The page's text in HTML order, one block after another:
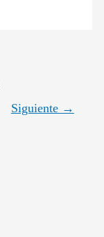
Siguiente →